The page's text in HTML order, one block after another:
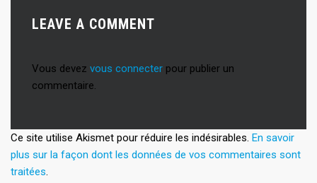
LEAVE A COMMENT
Vous devez vous connecter pour publier un
commentaire.
Ce site utilise Akismet pour réduire les indésirables. En savoir
plus sur la façon dont les données de vos commentaires sont
traitées